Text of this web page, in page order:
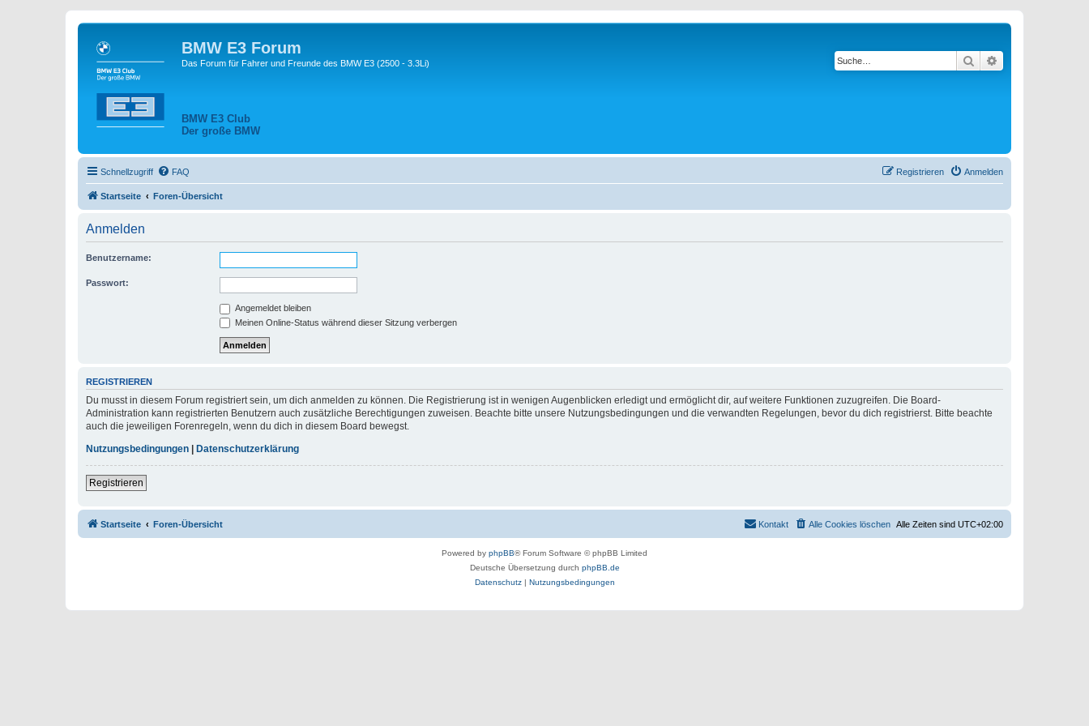
BMW E3 Forum
Das Forum für Fahrer und Freunde des BMW E3 (2500 - 3.3Li)
BMW E3 Club
Der große BMW
Suche
Schnellzugriff FAQ Anmelden
Registrieren
Startseite Foren-Übersicht
Anmelden
Benutzername:
Passwort:
Angemeldet bleiben
Meinen Online-Status während dieser Sitzung verbergen
REGISTRIEREN
Du musst in diesem Forum registriert sein, um dich anmelden zu können. Die Registrierung ist in wenigen Augenblicken erledigt und ermöglicht dir, auf weitere Funktionen zuzugreifen. Die Board-
Administration kann registrierten Benutzern auch zusätzliche Berechtigungen zuweisen. Beachte bitte unsere Nutzungsbedingungen und die verwandten Regelungen, bevor du dich registrierst. Bitte beachte
auch die jeweiligen Forenregeln, wenn du dich in diesem Board bewegst.
Nutzungsbedingungen | Datenschutzerklärung
Registrieren
Startseite Foren-Übersicht Alle Zeiten sind UTC+02:00
Alle Cookies löschen
Kontakt
Powered by phpBB® Forum Software © phpBB Limited
Deutsche Übersetzung durch phpBB.de
Datenschutz| Nutzungsbedingungen